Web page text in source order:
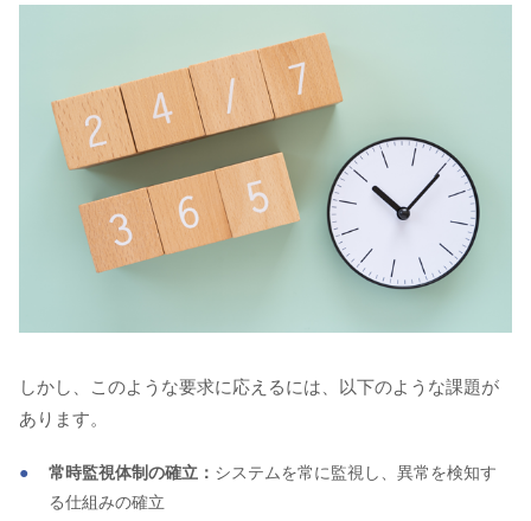
しかし、このような要求に応えるには、以下のような課題が
あります。
常時監視体制の確立： システムを常に監視し、異常を検知す
る仕組みの確立